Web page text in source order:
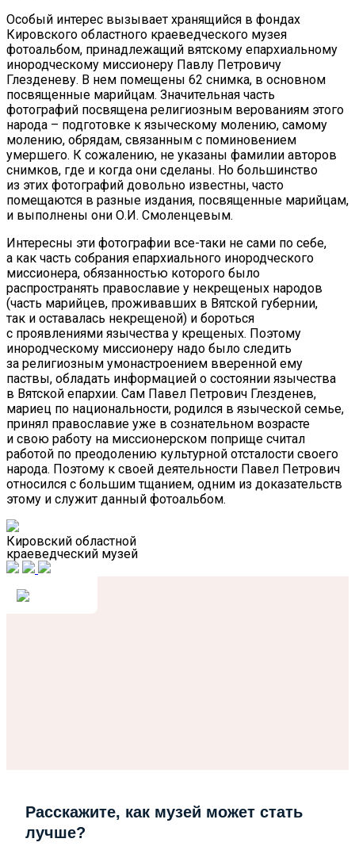
Особый интерес вызывает хранящийся в фондах
Кировского областного краеведческого музея
фотоальбом, принадлежащий вятскому епархиальному
инородческому миссионеру Павлу Петровичу
Глезденеву. В нем помещены 62 снимка, в основном
посвященные марийцам. Значительная часть
фотографий посвящена религиозным верованиям этого
народа – подготовке к языческому молению, самому
молению, обрядам, связанным с поминовением
умершего. К сожалению, не указаны фамилии авторов
снимков, где и когда они сделаны. Но большинство
из этих фотографий довольно известны, часто
помещаются в разные издания, посвященные марийцам,
и выполнены они О.И. Смоленцевым.
Интересны эти фотографии все-таки не сами по себе,
а как часть собрания епархиального инородческого
миссионера, обязанностью которого было
распространять православие у некрещеных народов
(часть марийцев, проживавших в Вятской губернии,
так и оставалась некрещеной) и бороться
с проявлениями язычества у крещеных. Поэтому
инородческому миссионеру надо было следить
за религиозным умонастроением вверенной ему
паствы, обладать информацией о состоянии язычества
в Вятской епархии. Сам Павел Петрович Глезденев,
мариец по национальности, родился в языческой семье,
принял православие уже в сознательном возрасте
и свою работу на миссионерском поприще считал
работой по преодолению культурной отсталости своего
народа. Поэтому к своей деятельности Павел Петрович
относился с большим тщанием, одним из доказательств
этому и служит данный фотоальбом.
Кировский областной
краеведческий музей
Расскажите, как музей может стать
лучше?